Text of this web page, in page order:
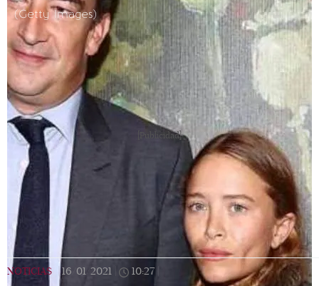
(Getty Images)
[Publicidad]
NOTICIAS 16/01/2021 10:27